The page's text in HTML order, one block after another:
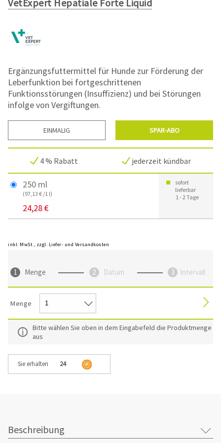
VetExpert Hepatiale Forte Liquid
Ergänzungsfuttermittel für Hunde zur Förderung der
Leberfunktion bei fortgeschrittenen
Funktionsstörungen (Insuffizienz) und bei Störungen
infolge von Vergiftungen.
EINMALIG SPAR-ABO
4 % Rabatt jederzeit kündbar
250 ml
(97,13 € /1 l)
24,28 €
sofort
lieferbar
1 - 2 Tage
inkl. MwSt., zzgl. Liefer- und Versandkosten
Menge Datum Intervall
Menge
Bitte wählen Sie oben in dem Eingabefeld die Produktmenge
aus
Sie erhalten 24
Beschreibung